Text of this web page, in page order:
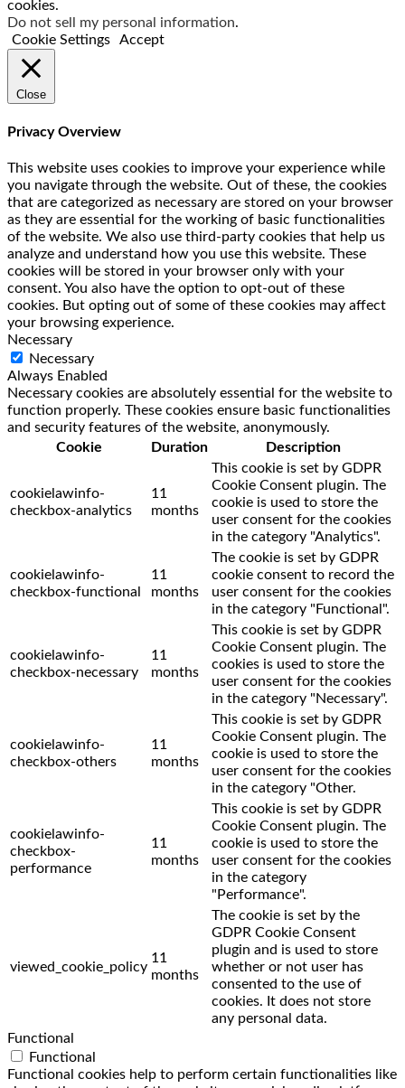
cookies.
Do not sell my personal information.
Cookie Settings
Accept
Close
Privacy Overview
This website uses cookies to improve your experience while
you navigate through the website. Out of these, the cookies
that are categorized as necessary are stored on your browser
as they are essential for the working of basic functionalities
of the website. We also use third-party cookies that help us
analyze and understand how you use this website. These
cookies will be stored in your browser only with your
consent. You also have the option to opt-out of these
cookies. But opting out of some of these cookies may affect
your browsing experience.
Necessary
Necessary
Always Enabled
Necessary cookies are absolutely essential for the website to
function properly. These cookies ensure basic functionalities
and security features of the website, anonymously.
Cookie
Duration Description
cookielawinfo-
checkbox-analytics
11
months
This cookie is set by GDPR
Cookie Consent plugin. The
cookie is used to store the
user consent for the cookies
in the category "Analytics".
cookielawinfo-
checkbox-functional
11
months
The cookie is set by GDPR
cookie consent to record the
user consent for the cookies
in the category "Functional".
cookielawinfo-
checkbox-necessary
11
months
This cookie is set by GDPR
Cookie Consent plugin. The
cookies is used to store the
user consent for the cookies
in the category "Necessary".
cookielawinfo-
checkbox-others
11
months
This cookie is set by GDPR
Cookie Consent plugin. The
cookie is used to store the
user consent for the cookies
in the category "Other.
cookielawinfo-
checkbox-
performance
11
months
This cookie is set by GDPR
Cookie Consent plugin. The
cookie is used to store the
user consent for the cookies
in the category
"Performance".
viewed_cookie_policy
11
months
The cookie is set by the
GDPR Cookie Consent
plugin and is used to store
whether or not user has
consented to the use of
cookies. It does not store
any personal data.
Functional
Functional
Functional cookies help to perform certain functionalities like